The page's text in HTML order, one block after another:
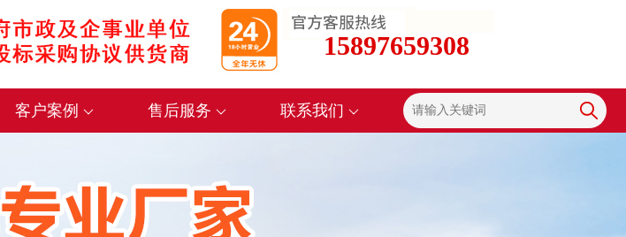
15897659308
客户案例 售后服务 联系我们